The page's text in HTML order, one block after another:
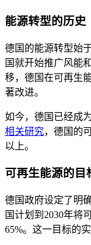
能源转型的历史
德国的能源转型始
国就开始推广风能
移，德国在可再生
著改进。
如今，德国已经成
相关研究，德国的
以上。
可再生能源的目
德国政府设定了明
国计划到2030年将
65%。这一目标的